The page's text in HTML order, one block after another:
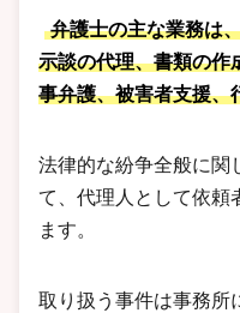
弁護士の主な業務は
示談の代理、書類の作
事弁護、被害者支援、
法律的な紛争全般に関
て、代理人として依頼
ます。
取り扱う事件は事務所